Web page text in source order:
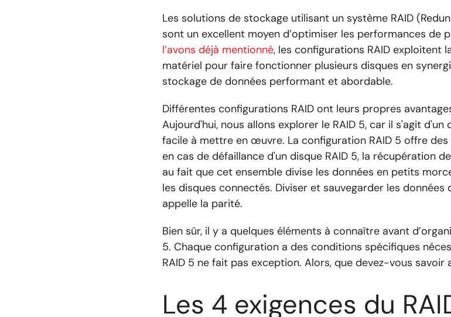
Les solutions de stockage utilisant un système RAID
sont un excellent moyen d’optimiser les performances de
l’avons déjà mentionné, les configurations RAID exploitent
matériel pour faire fonctionner plusieurs disques en
stockage de données performant et abordable.
Différentes configurations RAID ont leurs propres
Aujourd'hui, nous allons explorer le RAID 5, car il s'agit
facile à mettre en œuvre. La configuration RAID 5 offre
en cas de défaillance d'un disque RAID 5, la récupération
au fait que cet ensemble divise les données en petits
les disques connectés. Diviser et sauvegarder les
appelle la parité.
Bien sûr, il y a quelques éléments à connaître avant
5. Chaque configuration a des conditions spécifiques
RAID 5 ne fait pas exception. Alors, que devez-vous
Les 4 exigences du